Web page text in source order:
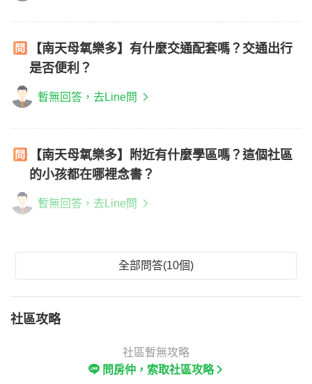
【南天母氧樂多】有什麼交通配套嗎？交通出行
是否便利？
暫無回答，去Line問
【南天母氧樂多】附近有什麼學區嗎？這個社區
的小孩都在哪裡念書？
暫無回答，去Line問
全部問答(10個)
社區攻略
社區暫無攻略
問房仲，索取社區攻略